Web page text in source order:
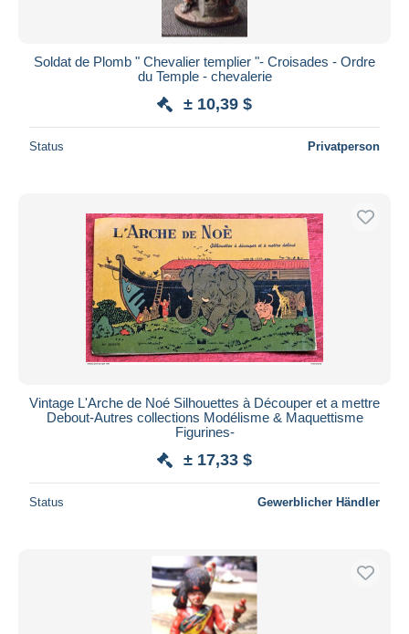
Soldat de Plomb " Chevalier templier "- Croisades - Ordre
du Temple - chevalerie
± 10,39 $
Status Privatperson
Vintage L'Arche de Noé Silhouettes à Découper et a mettre
Debout-Autres collections Modélisme & Maquettisme
Figurines-
± 17,33 $
Status Gewerblicher Händler